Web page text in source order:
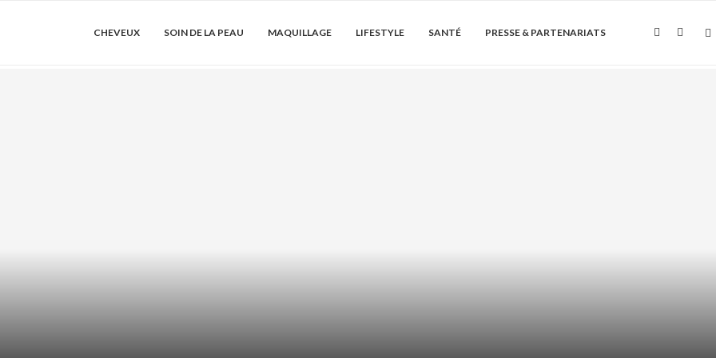
CHEVEUX SOIN DE LA PEAU MAQUILLAGE LIFESTYLE SANTÉ PRESSE & PARTENARIATS